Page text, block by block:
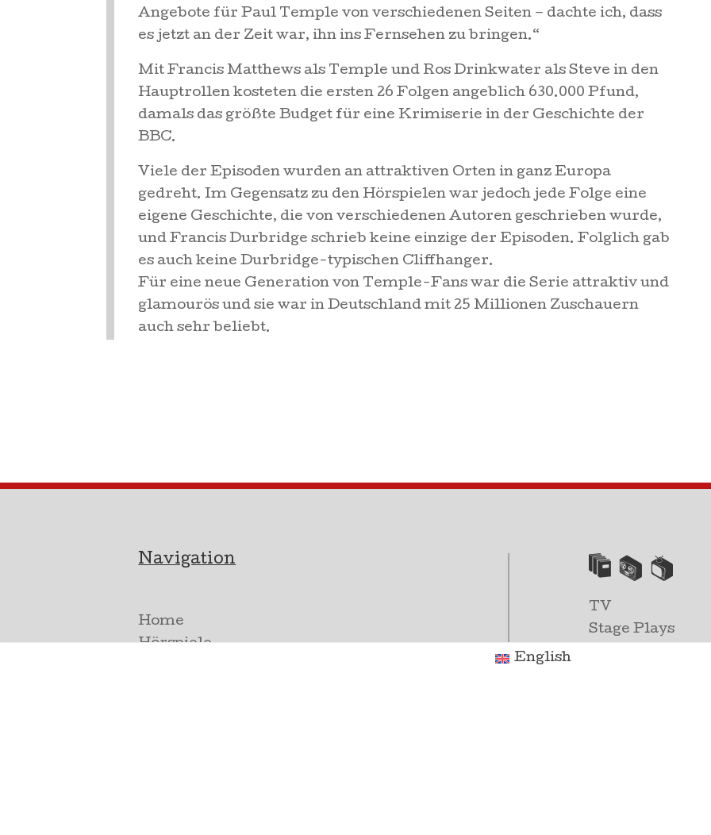
Angebote für Paul Temple von verschiedenen Seiten – dachte ich, dass
es jetzt an der Zeit war, ihn ins Fernsehen zu bringen.“
Mit Francis Matthews als Temple und Ros Drinkwater als Steve in den
Hauptrollen kosteten die ersten 26 Folgen angeblich 630.000 Pfund,
damals das größte Budget für eine Krimiserie in der Geschichte der
BBC.
Viele der Episoden wurden an attraktiven Orten in ganz Europa
gedreht. Im Gegensatz zu den Hörspielen war jedoch jede Folge eine
eigene Geschichte, die von verschiedenen Autoren geschrieben wurde,
und Francis Durbridge schrieb keine einzige der Episoden. Folglich gab
es auch keine Durbridge-typischen Cliffhanger.
Für eine neue Generation von Temple-Fans war die Serie attraktiv und
glamourös und sie war in Deutschland mit 25 Millionen Zuschauern
auch sehr beliebt.
Navigation
Home
Hörspiele
TV
Stage Plays
English